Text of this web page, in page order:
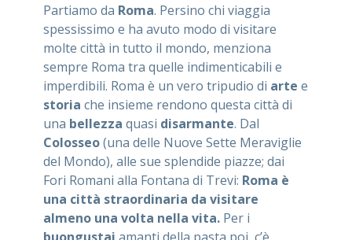
Partiamo da Roma. Persino chi viaggia
spessissimo e ha avuto modo di visitare
molte città in tutto il mondo, menziona
sempre Roma tra quelle indimenticabili e
imperdibili. Roma è un vero tripudio di arte e
storia che insieme rendono questa città di
una bellezza quasi disarmante. Dal
Colosseo(una delle Nuove Sette Meraviglie
del Mondo), alle sue splendide piazze; dai
Fori Romani alla Fontana di Trevi: Roma è
una città straordinaria da visitare
almeno una volta nella vita. Per i